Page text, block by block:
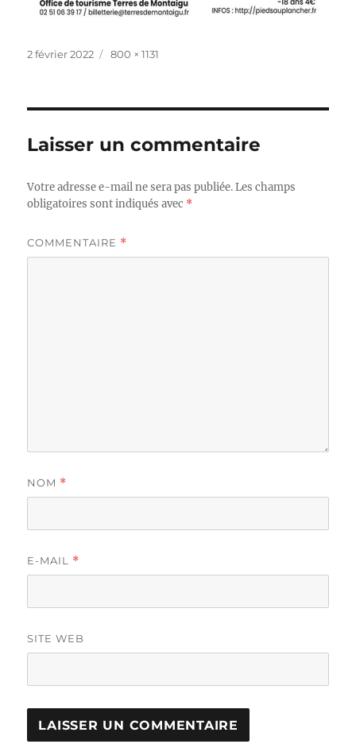
Publié
2 février 2022
Taille
800 × 1131
Laisser un commentaire
Votre adresse e-mail ne sera pas publiée. Les champs
obligatoires sont indiqués avec *
COMMENTAIRE *
NOM *
E-MAIL *
SITE WEB